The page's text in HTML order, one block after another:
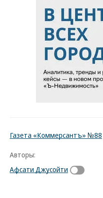
Газета «Коммерсантъ» №88
Авторы:
Афсати Джусойти